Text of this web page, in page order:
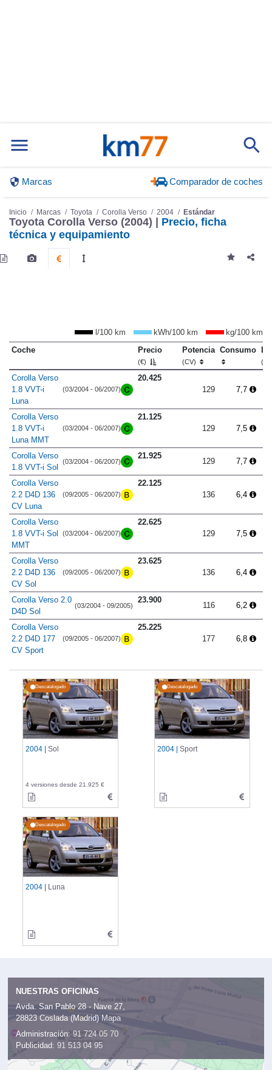
Marcas Comparador de coches
Inicio Marcas Toyota Corolla Verso 2004 Estándar
Toyota Corolla Verso (2004) | Precio, ficha
técnica y equipamiento
l/100 km kWh/100 km
kg/100 km
Coche
Precio
(€)
Potencia
(CV)
Consumo
Corolla Verso
1.8 VVT-i
Luna
(03/2004 - 06/2007)
20.425
129
7,7
Corolla Verso
1.8 VVT-i
Luna MMT
(03/2004 - 06/2007)
21.125
129
7,5
Corolla Verso
1.8 VVT-i Sol
(03/2004 - 06/2007)
21.925
129 7,7
Corolla Verso
2.2 D4D 136
CV Luna
(09/2005 - 06/2007)
22.125
136
6,4
Corolla Verso
1.8 VVT-i Sol
MMT
(03/2004 - 06/2007)
22.625
129
7,5
Corolla Verso
2.2 D4D 136
CV Sol
(09/2005 - 06/2007)
23.625
136
6,4
Corolla Verso 2.0
D4D Sol
(03/2004 - 09/2005)
23.900
116 6,2
Corolla Verso
2.2 D4D 177
CV Sport
(09/2005 - 06/2007)
25.225
177
6,8
Descatalogado
2004 | Sol
4 versiones desde 21.925 €
Descatalogado
2004 | Sport
Descatalogado
2004 | Luna
NUESTRAS OFICINAS
Avda. San Pablo 28 - Nave 27,
28823 Coslada (Madrid) Mapa
Administración: 91 724 05 70
Publicidad: 91 513 04 95